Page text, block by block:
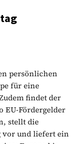
persönlichen
für eine
findet der
EU-Fördergelder
stellt die
vor und liefert ein